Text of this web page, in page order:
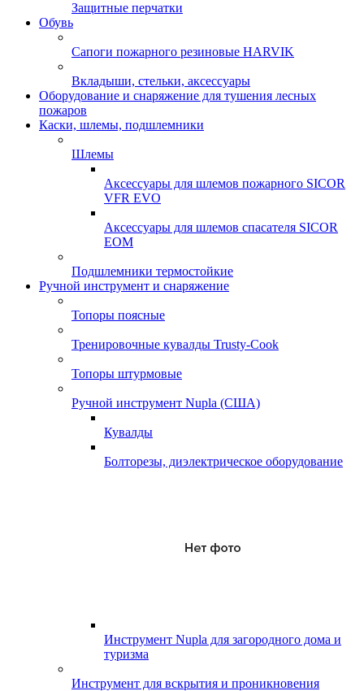
Защитные перчатки
Обувь
Сапоги пожарного резиновые HARVIK
Вкладыши, стельки, аксессуары
Оборудование и снаряжение для тушения лесных
пожаров
Каски, шлемы, подшлемники
Шлемы
Аксессуары для шлемов пожарного SICOR
VFR EVO
Аксессуары для шлемов спасателя SICOR
EOM
Подшлемники термостойкие
Ручной инструмент и снаряжение
Топоры поясные
Тренировочные кувалды Trusty-Cook
Топоры штурмовые
Ручной инструмент Nupla (США)
Кувалды
Болторезы, диэлектрическое оборудование
Инструмент Nupla для загородного дома и
туризма
Инструмент для вскрытия и проникновения